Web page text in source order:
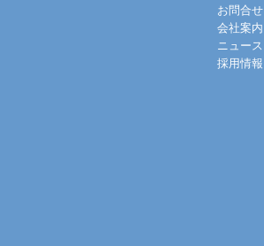
お問合せ
会社案内
ニュース
採用情報